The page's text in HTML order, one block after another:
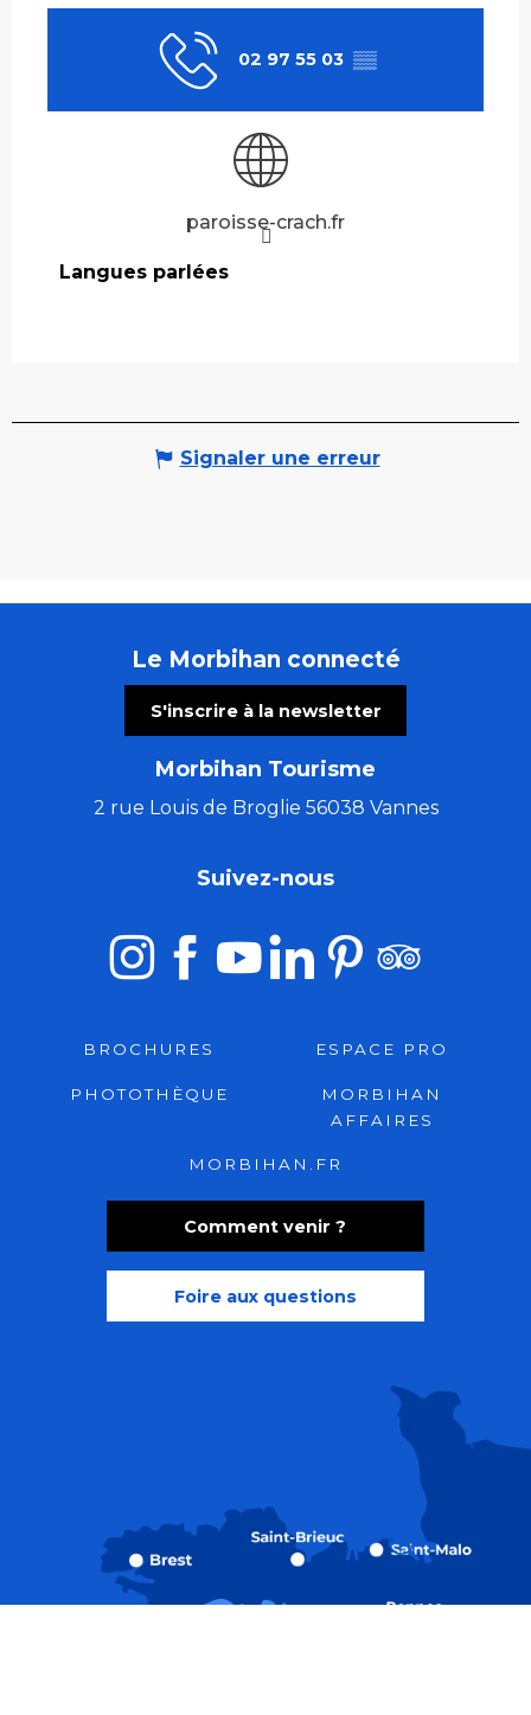
02 97 55 03 ▒▒
paroisse-crach.fr
Langues parlées
Langues parlées
Signaler une erreur
Le Morbihan connecté
S'inscrire à la newsletter
Morbihan Tourisme
2 rue Louis de Broglie 56038 Vannes
Comment venir ?
Foire aux questions
Suivez-nous
BROCHURES ESPACE PRO
PHOTOTHÈQUE
MORBIHAN
AFFAIRES
MORBIHAN.FR